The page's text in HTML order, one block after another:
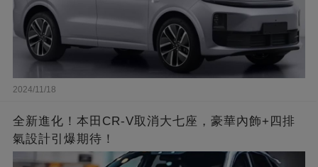
2024/11/18
全新進化！本田CR-V取消大七座，豪華內飾+四排
氣設計引爆期待！